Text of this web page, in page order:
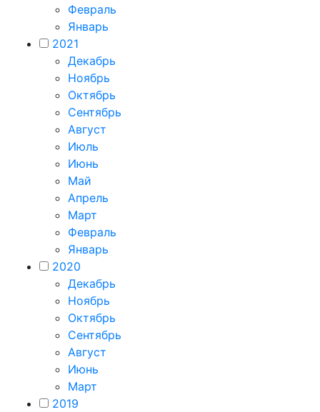
Февраль
Январь
2021
Декабрь
Ноябрь
Октябрь
Сентябрь
Август
Июль
Июнь
Май
Апрель
Март
Февраль
Январь
2020
Декабрь
Ноябрь
Октябрь
Сентябрь
Август
Июнь
Март
2019